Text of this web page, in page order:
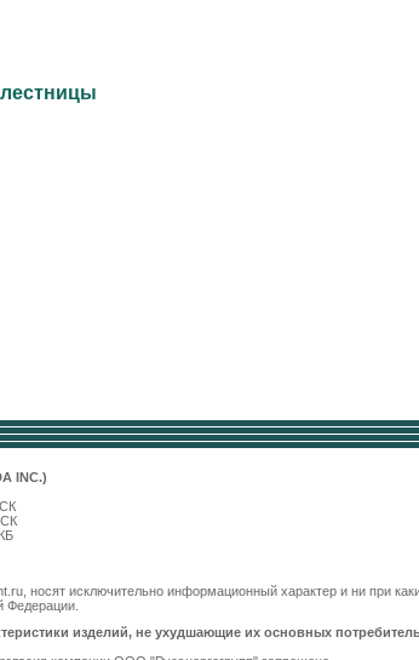
INC.)
носят исключительно информационный характер и ни при
Федерации.
изделий, не ухудшающие их основных